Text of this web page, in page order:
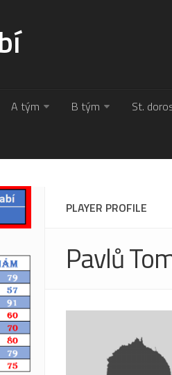
A tým B tým St.
PLAYER PROFILE
Pavlů